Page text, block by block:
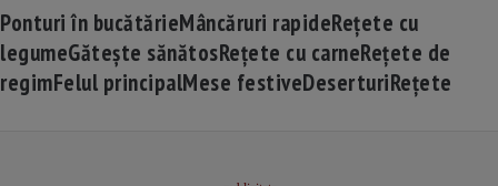
Ponturi în bucătărieMâncăruri rapideRețete cu
legumeGătește sănătosRețete cu carneRețete de
regimFelul principalMese festiveDeserturiRețete